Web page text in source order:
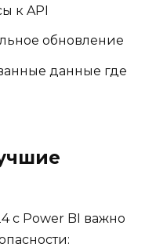
к API
обновление
данные где
с Power BI важно